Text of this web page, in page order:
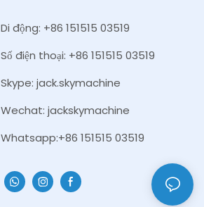
Di động: +86 151515 03519
Số điện thoại: +86 151515 03519
Skype: jack.skymachine
Wechat: jackskymachine
Whatsapp:+86 151515 03519